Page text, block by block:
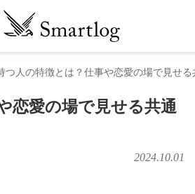
つ人の特徴とは？仕事や恋愛の場で見せ
恋愛の場で見せる共通
2024.10.01